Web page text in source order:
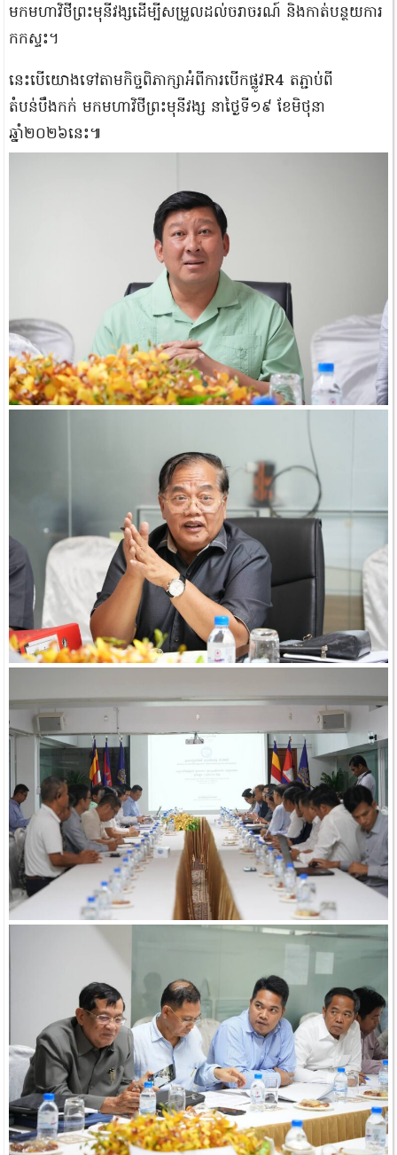
មកមហាវិថីព្រះមុនីវង្សដើម្បីសម្រួលដល់ចរាចរណ៍ និងកាត់បន្ថយការ
កកស្ទះ។
នេះបើ​យោង​ទៅតាមកិច្ចពិភាក្សាអំពីការបើកផ្លូវR4 តភ្ជាប់ពី
តំបន់បឹងកក់ មកមហាវិថីព្រះមុនីវង្ស​ នាថ្ងៃ​ទី​១៩ ខែ​មិថុនា
ឆ្នាំ២០២៦នេះ៕